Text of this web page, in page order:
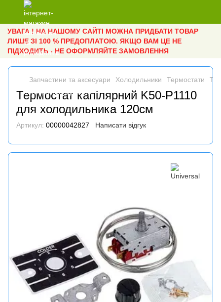
УВАГА ! НА НАШОМУ САЙТІ МОЖНА ПРИДБАТИ ТОВАР
ЛИШЕ ЗІ 100 % ПРЕДОПЛАТОЮ. ЯКЩО ВАМ ЦЕ НЕ
ПІДХОДИТЬ - НЕ ОФОРМЛЯЙТЕ ЗАМОВЛЕННЯ
Запчастини та аксесуари Холодильники Термостати
Термостат капілярний K50-P1110
для холодильника 120см
Артикул: 00000042827 Написати відгук